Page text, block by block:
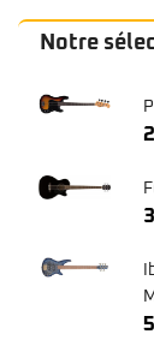
Notre